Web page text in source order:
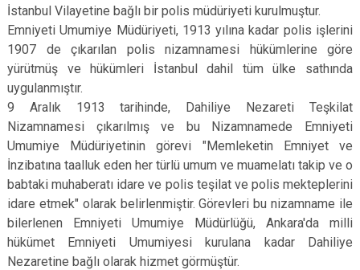
İstanbul Vilayetine bağlı bir polis müdüriyeti kurulmuştur.
Emniyeti Umumiye Müdüriyeti, 1913 yılına kadar polis işlerini
1907 de çıkarılan polis nizamnamesi hükümlerine göre
yürütmüş ve hükümleri İstanbul dahil tüm ülke sathında
uygulanmıştır.
9 Aralık 1913 tarihinde, Dahiliye Nezareti Teşkilat
Nizamnamesi çıkarılmış ve bu Nizamnamede Emniyeti
Umumiye Müdüriyetinin görevi "Memleketin Emniyet ve
İnzibatına taalluk eden her türlü umum ve muamelatı takip ve o
babtaki muhaberatı idare ve polis teşilat ve polis mekteplerini
idare etmek" olarak belirlenmiştir. Görevleri bu nizamname ile
bilerlenen Emniyeti Umumiye Müdürlüğü, Ankara'da milli
hükümet Emniyeti Umumiyesi kurulana kadar Dahiliye
Nezaretine bağlı olarak hizmet görmüştür.